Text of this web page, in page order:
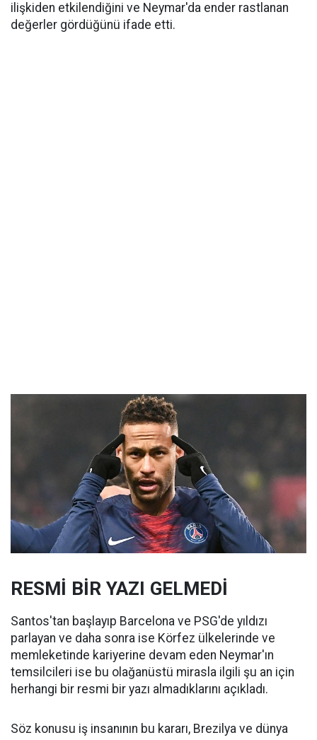
ilişkiden etkilendiğini ve Neymar'da ender rastlanan
değerler gördüğünü ifade etti.
RESMİ BİR YAZI GELMEDİ
Santos'tan başlayıp Barcelona ve PSG'de yıldızı
parlayan ve daha sonra ise Körfez ülkelerinde ve
memleketinde kariyerine devam eden Neymar'ın
temsilcileri ise bu olağanüstü mirasla ilgili şu an için
herhangi bir resmi bir yazı almadıklarını açıkladı.
Söz konusu iş insanının bu kararı, Brezilya ve dünya